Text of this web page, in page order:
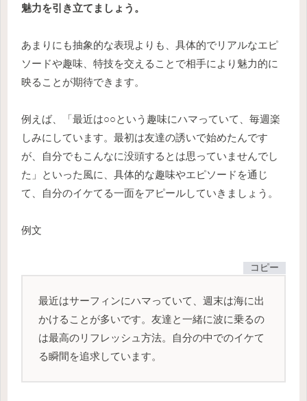
魅力を引き立てましょう。
あまりにも抽象的な表現よりも、具体的でリアルなエピ
ソードや趣味、特技を交えることで相手により魅力的に
映ることが期待できます。
例えば、「最近は○○という趣味にハマっていて、毎週楽
しみにしています。最初は友達の誘いで始めたんです
が、自分でもこんなに没頭するとは思っていませんでし
た」といった風に、具体的な趣味やエピソードを通じ
て、自分のイケてる一面をアピールしていきましょう。
例文
コピー
最近はサーフィンにハマっていて、週末は海に出
かけることが多いです。友達と一緒に波に乗るの
は最高のリフレッシュ方法。自分の中でのイケて
る瞬間を追求しています。